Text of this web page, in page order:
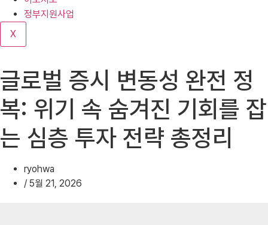
기
정부지원사업
X
글로벌 증시 변동성 완전 정
복: 위기 속 숨겨진 기회를 잡
는 심층 투자 전략 총정리
ryohwa
/ 5월 21, 2026